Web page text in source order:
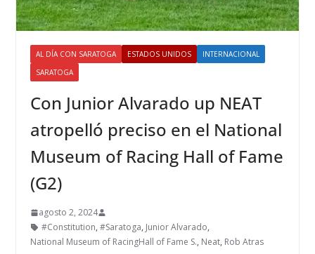
AL DÍA CON SARATOGA ESTADOS UNIDOS
INTERNACIONAL
SARATOGA
Con Junior Alvarado up NEAT
atropelló preciso en el National
Museum of Racing Hall of Fame
(G2)
agosto 2, 2024
#Constitution, #Saratoga, Junior Alvarado,
National Museum of RacingHall of Fame S., Neat, Rob Atras